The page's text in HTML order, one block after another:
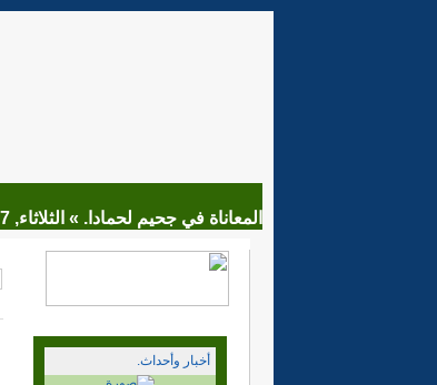
المعاناة في جحيم لحمادا. » الثلاثاء, 07 أبريل 2026 18:44
أخبار وأحداث.